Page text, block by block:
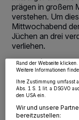
prägen in großem
verstehen. Um
Mittwochabend
Jüchen an drei
verliehen.
09.12.2022 , 11:45
Wir und unsere218-
wie Browserdaten oder
von OK aktivieren Sie
Partner verarbeiten Daten,
Zwecke. Wenn Tracker
möglicherweise nicht
wieder aufrufen, um Ihre
Rand der Webseite
Weitere Informationen
Ihre Zustimmung
Abs. 1 S. 1 lit. a DSGVO
den USA ein.
Wir und unsere
bereitzustellen: